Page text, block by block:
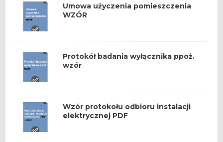
Umowa użyczenia pomieszczenia
WZÓR
Protokół badania wyłącznika ppoż.
wzór
Wzór protokołu odbioru instalacji
elektrycznej PDF